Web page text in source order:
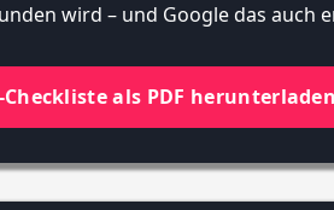
wird – und Google das auch
Checkliste als PDF herunterladen